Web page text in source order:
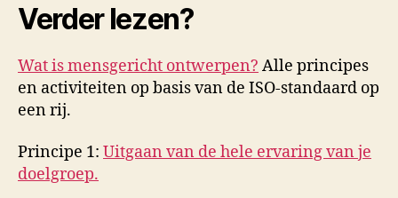
Verder lezen?
Wat is mensgericht ontwerpen? Alle principes
en activiteiten op basis van de ISO-standaard op
een rij.
Principe 1: Uitgaan van de hele ervaring van je
doelgroep.